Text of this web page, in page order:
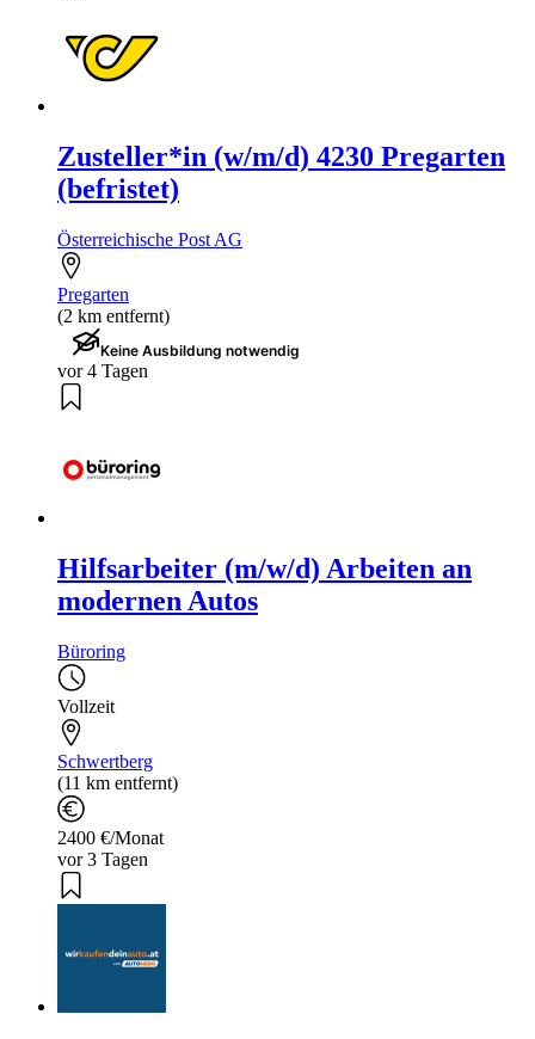
Zusteller*in (w/m/d) 4230 Pregarten
(befristet)
Österreichische Post AG
Pregarten
(2 km entfernt)
Keine Ausbildung notwendig
vor 4 Tagen
Hilfsarbeiter (m/w/d) Arbeiten an
modernen Autos
Büroring
Vollzeit
Schwertberg
(11 km entfernt)
2400 €/Monat
vor 3 Tagen